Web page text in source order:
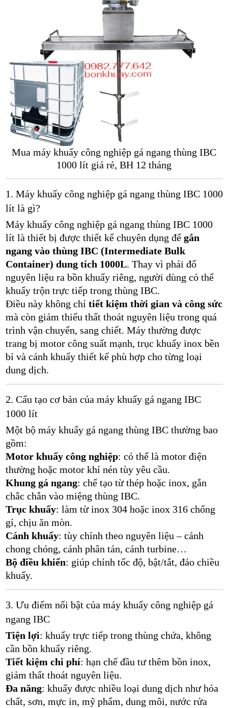
Mua máy khuấy công nghiệp gá ngang thùng IBC
1000 lít giá rẻ, BH 12 tháng
1. Máy khuấy công nghiệp gá ngang thùng IBC 1000
lít là gì?
Máy khuấy công nghiệp gá ngang thùng IBC 1000
lít là thiết bị được thiết kế chuyên dụng để gắn
ngang vào thùng IBC (Intermediate Bulk
Container) dung tích 1000L. Thay vì phải đổ
nguyên liệu ra bồn khuấy riêng, người dùng có thể
khuấy trộn trực tiếp trong thùng IBC.
Điều này không chỉ tiết kiệm thời gian và công sức
mà còn giảm thiểu thất thoát nguyên liệu trong quá
trình vận chuyển, sang chiết. Máy thường được
trang bị motor công suất mạnh, trục khuấy inox bền
bỉ và cánh khuấy thiết kế phù hợp cho từng loại
dung dịch.
2. Cấu tạo cơ bản của máy khuấy gá ngang IBC
1000 lít
Một bộ máy khuấy gá ngang thùng IBC thường bao
gồm:
Motor khuấy công nghiệp: có thể là motor điện
thường hoặc motor khí nén tùy yêu cầu.
Khung gá ngang: chế tạo từ thép hoặc inox, gắn
chắc chắn vào miệng thùng IBC.
Trục khuấy: làm từ inox 304 hoặc inox 316 chống
gỉ, chịu ăn mòn.
Cánh khuấy: tùy chỉnh theo nguyên liệu – cánh
chong chóng, cánh phân tán, cánh turbine…
Bộ điều khiển: giúp chỉnh tốc độ, bật/tắt, đảo chiều
khuấy.
3. Ưu điểm nổi bật của máy khuấy công nghiệp gá
ngang IBC
Tiện lợi: khuấy trực tiếp trong thùng chứa, không
cần bồn khuấy riêng.
Tiết kiệm chi phí: hạn chế đầu tư thêm bồn inox,
giảm thất thoát nguyên liệu.
Đa năng: khuấy được nhiều loại dung dịch như hóa
chất, sơn, mực in, mỹ phẩm, dung môi, nước rửa